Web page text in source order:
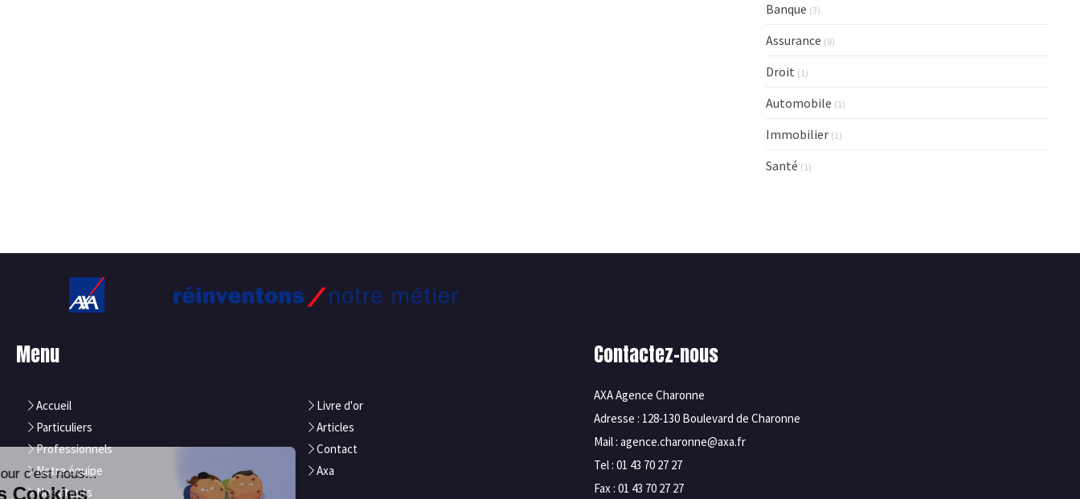
Banque (3)
Assurance (8)
Droit (1)
Automobile (1)
Immobilier (1)
Santé (1)
Menu
Accueil
Particuliers
Professionnels
Notre équipe
Nos atouts
Livre d'or
Articles
Contact
Axa
Contactez-nous
AXA Agence Charonne
Adresse : 128-130 Boulevard de Charonne
Mail : agence.charonne@axa.fr
Tel : 01 43 70 27 27
Fax : 01 43 70 27 27